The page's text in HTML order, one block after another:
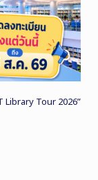
Library Tour 2026”